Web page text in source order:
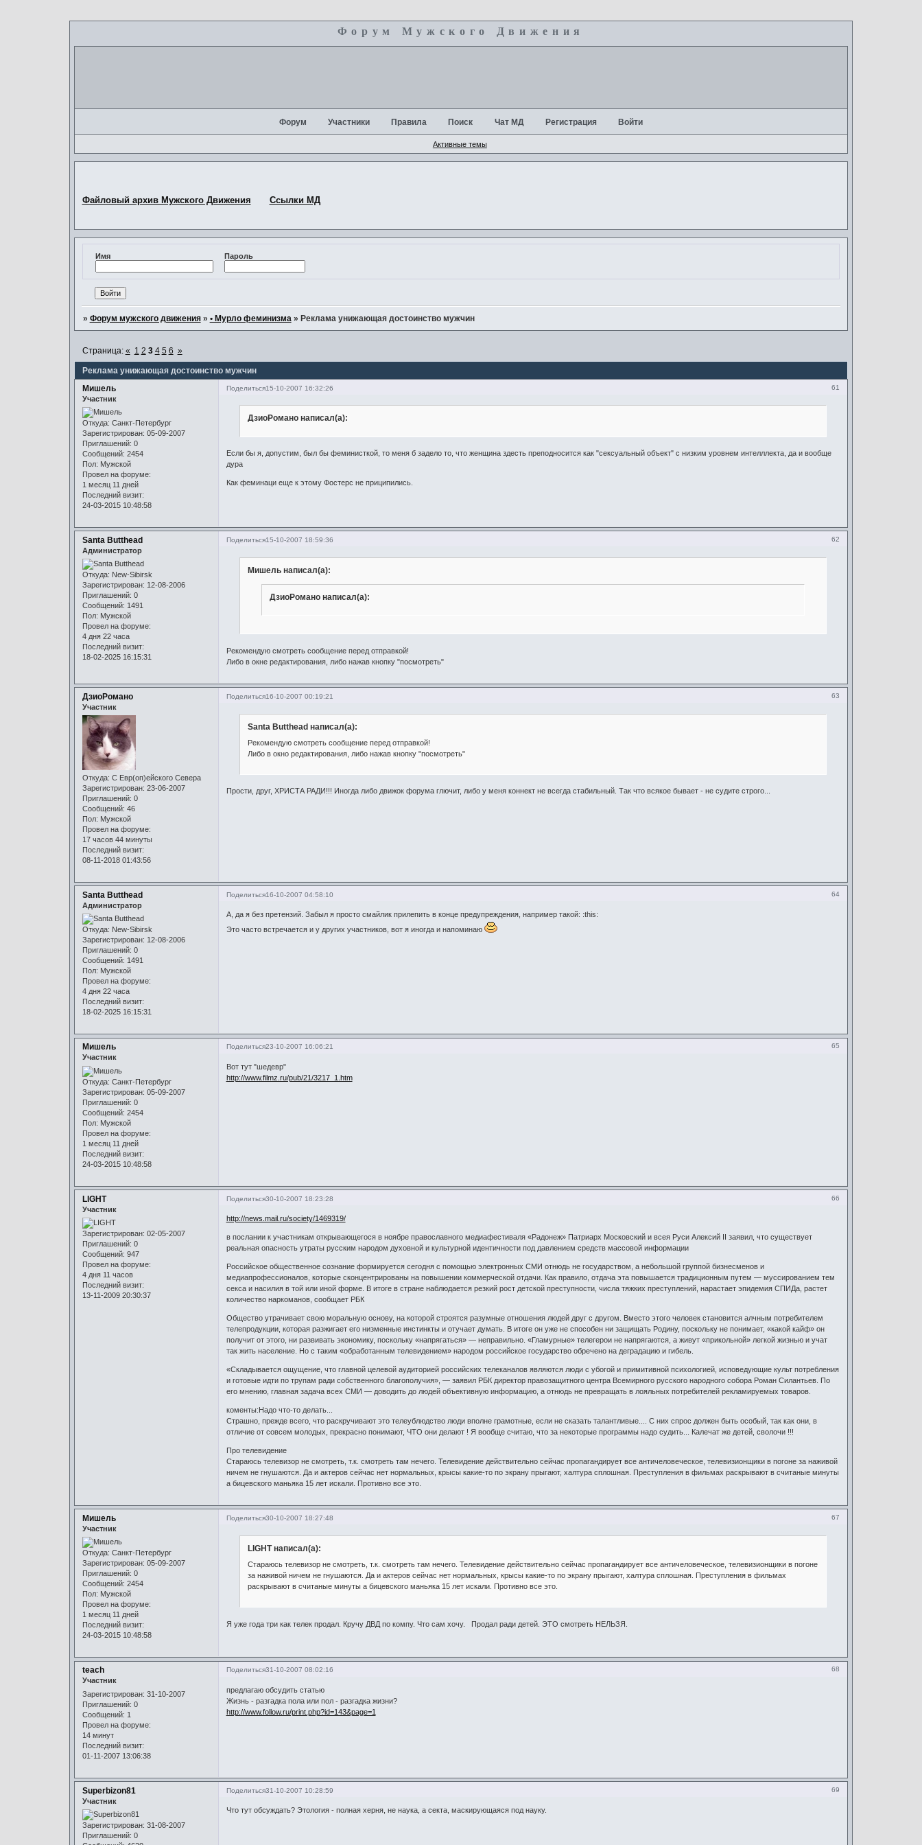
Форум Мужского Движения
Форум Участники Правила Поиск Чат МД Регистрация Войти
Активные темы
Файловый архив Мужского Движения Ссылки МД
Имя Пароль
» Форум мужского движения » • Мурло феминизма » Реклама унижающая достоинство мужчин
Реклама унижающая достоинство мужчин
Страница: « 1 2 3 4 5 6 »
Поделиться 61
15-10-2007 16:32:26
Мишель
Участник
Откуда: Санкт-Петербург
Зарегистрирован: 05-09-2007
Приглашений: 0
Сообщений: 2454
Пол: Мужской
Провел на форуме:
1 месяц 11 дней
Последний визит:
24-03-2015 10:48:58
ДзиоРомано написал(а):
Если бы я, допустим, был бы феминисткой, то меня б задело то, что женщина здесть преподносится как "сексуальный объект" с низким уровнем интелллекта, да и вообще
дура
Как феминаци еще к этому Фостерс не приципились.
Поделиться 62
15-10-2007 18:59:36
Santa Butthead
Администратор
Откуда: New-Sibirsk
Зарегистрирован: 12-08-2006
Приглашений: 0
Сообщений: 1491
Пол: Мужской
Провел на форуме:
4 дня 22 часа
Последний визит:
18-02-2025 16:15:31
Мишель написал(а):
ДзиоРомано написал(а):
Рекомендую смотреть сообщение перед отправкой!
Либо в окне редактирования, либо нажав кнопку "посмотреть"
Поделиться 63
16-10-2007 00:19:21
ДзиоРомано
Участник
Откуда: С Евр(оп)ейского Севера
Зарегистрирован: 23-06-2007
Приглашений: 0
Сообщений: 46
Пол: Мужской
Провел на форуме:
17 часов 44 минуты
Последний визит:
08-11-2018 01:43:56
Santa Butthead написал(а):
Рекомендую смотреть сообщение перед отправкой!
Либо в окно редактирования, либо нажав кнопку "посмотреть"
Прости, друг, ХРИСТА РАДИ!!! Иногда либо движок форума глючит, либо у меня коннект не всегда стабильный. Так что всякое бывает - не судите строго...
Поделиться 64
16-10-2007 04:58:10
Santa Butthead
Администратор
Откуда: New-Sibirsk
Зарегистрирован: 12-08-2006
Приглашений: 0
Сообщений: 1491
Пол: Мужской
Провел на форуме:
4 дня 22 часа
Последний визит:
18-02-2025 16:15:31
А, да я без претензий. Забыл я просто смайлик прилепить в конце предупреждения, например такой: :this:
Это часто встречается и у других участников, вот я иногда и напоминаю
Поделиться 65
23-10-2007 16:06:21
Мишель
Участник
Откуда: Санкт-Петербург
Зарегистрирован: 05-09-2007
Приглашений: 0
Сообщений: 2454
Пол: Мужской
Провел на форуме:
1 месяц 11 дней
Последний визит:
24-03-2015 10:48:58
Вот тут "шедевр"
http://www.filmz.ru/pub/21/3217_1.htm
Поделиться 66
30-10-2007 18:23:28
LIGHT
Участник
Зарегистрирован: 02-05-2007
Приглашений: 0
Сообщений: 947
Провел на форуме:
4 дня 11 часов
Последний визит:
13-11-2009 20:30:37
http://news.mail.ru/society/1469319/
в послании к участникам открывающегося в ноябре православного медиафестиваля «Радонеж» Патриарх Московский и всея Руси Алексий II заявил, что существует
реальная опасность утраты русским народом духовной и культурной идентичности под давлением средств массовой информации
Российское общественное сознание формируется сегодня с помощью электронных СМИ отнюдь не государством, а небольшой группой бизнесменов и
медиапрофессионалов, которые сконцентрированы на повышении коммерческой отдачи. Как правило, отдача эта повышается традиционным путем — муссированием тем
секса и насилия в той или иной форме. В итоге в стране наблюдается резкий рост детской преступности, числа тяжких преступлений, нарастает эпидемия СПИДа, растет
количество наркоманов, сообщает РБК
Общество утрачивает свою моральную основу, на которой строятся разумные отношения людей друг с другом. Вместо этого человек становится алчным потребителем
телепродукции, которая разжигает его низменные инстинкты и отучает думать. В итоге он уже не способен ни защищать Родину, поскольку не понимает, «какой кайф» он
получит от этого, ни развивать экономику, поскольку «напрягаться» — неправильно. «Гламурные» телегерои не напрягаются, а живут «прикольной» легкой жизнью и учат
так жить население. Но с таким «обработанным телевидением» народом российское государство обречено на деградацию и гибель.
«Складывается ощущение, что главной целевой аудиторией российских телеканалов являются люди с убогой и примитивной психологией, исповедующие культ потребления
и готовые идти по трупам ради собственного благополучия», — заявил РБК директор правозащитного центра Всемирного русского народного собора Роман Силантьев. По
его мнению, главная задача всех СМИ — доводить до людей объективную информацию, а отнюдь не превращать в лояльных потребителей рекламируемых товаров.
коменты:Надо что-то делать...
Страшно, прежде всего, что раскручивают это телеублюдство люди вполне грамотные, если не сказать талантливые.... С них спрос должен быть особый, так как они, в
отличие от совсем молодых, прекрасно понимают, ЧТО они делают ! Я вообще считаю, что за некоторые программы надо судить... Калечат же детей, сволочи !!!
Про телевидение
Стараюсь телевизор не смотреть, т.к. смотреть там нечего. Телевидение действительно сейчас пропагандирует все античеловеческое, телевизионщики в погоне за наживой
ничем не гнушаются. Да и актеров сейчас нет нормальных, крысы какие-то по экрану прыгают, халтура сплошная. Преступления в фильмах раскрывают в считаные минуты
а бицевского маньяка 15 лет искали. Противно все это.
Поделиться 67
30-10-2007 18:27:48
Мишель
Участник
Откуда: Санкт-Петербург
Зарегистрирован: 05-09-2007
Приглашений: 0
Сообщений: 2454
Пол: Мужской
Провел на форуме:
1 месяц 11 дней
Последний визит:
24-03-2015 10:48:58
LIGHT написал(а):
Стараюсь телевизор не смотреть, т.к. смотреть там нечего. Телевидение действительно сейчас пропагандирует все античеловеческое, телевизионщики в погоне
за наживой ничем не гнушаются. Да и актеров сейчас нет нормальных, крысы какие-то по экрану прыгают, халтура сплошная. Преступления в фильмах
раскрывают в считаные минуты а бицевского маньяка 15 лет искали. Противно все это.
Я уже года три как телек продал. Кручу ДВД по компу. Что сам хочу. Продал ради детей. ЭТО смотреть НЕЛЬЗЯ.
Поделиться 68
31-10-2007 08:02:16
teach
Участник
Зарегистрирован: 31-10-2007
Приглашений: 0
Сообщений: 1
Провел на форуме:
14 минут
Последний визит:
01-11-2007 13:06:38
предлагаю обсудить статью
Жизнь - разгадка пола или пол - разгадка жизни?
http://www.follow.ru/print.php?id=143&page=1
Поделиться 69
31-10-2007 10:28:59
Superbizon81
Участник
Зарегистрирован: 31-08-2007
Приглашений: 0
Что тут обсуждать? Этология - полная херня, не наука, а секта, маскирующаяся под науку.